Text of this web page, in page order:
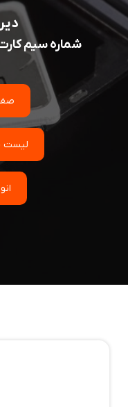
شماره سیم کارت 09121836571 فروخته
لیست خطوط